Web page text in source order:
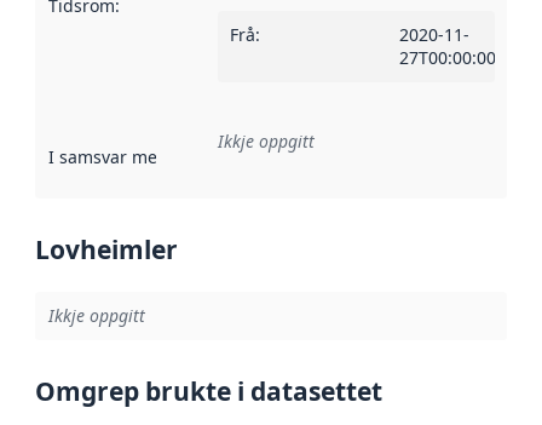
Tidsrom:
Frå:
2020-11-
27T00:00:00Z
I samsvar med Referanse til ei implementeringsregel eller
Ikkje oppgitt
Lovheimler
Ikkje oppgitt
Omgrep brukte i datasettet